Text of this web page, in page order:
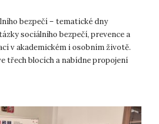
bezpečí – tematické dny
sociálního bezpečí, prevence a
v akademickém i osobním životě.
třech blocích a nabídne propojení